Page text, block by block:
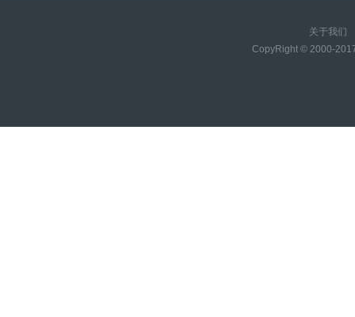
关于我们
CopyRight © 2000-